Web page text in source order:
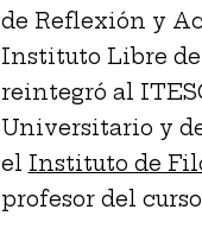
de Reflexión y
Instituto Libre de
reintegró al
Universitario y
el Instituto de
profesor del